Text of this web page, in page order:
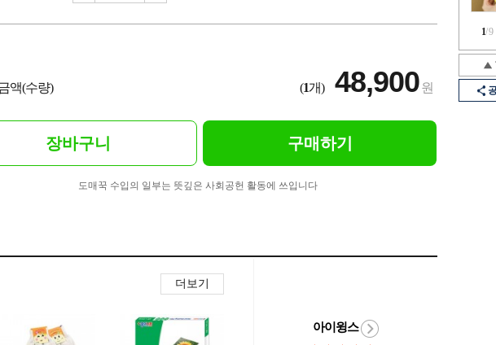
1/9
액(수량) (1개) 48,900원
장바구니 구매하기
도매꾹 수입의 일부는 뜻깊은 사회공헌 활동에 쓰입니다
더보기
아이윙스